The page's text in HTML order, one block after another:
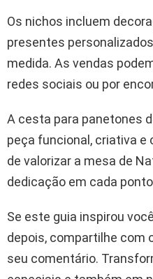
Os nichos incluem
presentes
medida. As vendas
redes sociais ou por
A cesta para panetones
peça funcional, criativa e
de valorizar a mesa de
dedicação em cada
Se este guia inspirou
depois, compartilhe com
seu comentário.